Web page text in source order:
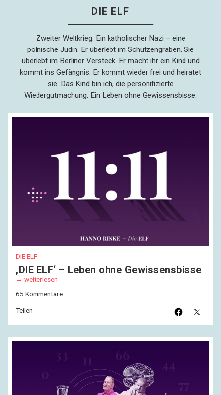
DIE ELF
Zweiter Weltkrieg. Ein katholischer Nazi – eine
polnische Jüdin. Er überlebt im Schützengraben. Sie
überlebt im Berliner Versteck. Er macht ihr ein Kind und
kommt ins Gefängnis. Er kommt wieder frei und heiratet
sie. Das Kind bin ich, die personifizierte
Wiedergutmachung. Ein Leben ohne Gewissensbisse.
DIE ELF
‚DIE ELF‘ – Leben ohne Gewissensbisse
weiterlesen
65 Kommentare
Teilen